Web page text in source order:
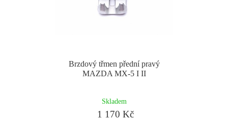
Brzdový třmen přední pravý
MAZDA MX-5 I II
Skladem
1 170 Kč